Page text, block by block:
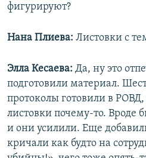
фигурируют?
Нана Плиева: Листовки с
Элла Кесаева: Да, ну это
подготовили материал.
протоколы готовили в
листовки почему-то. Вроде
и они усилили. Еще
кричали как будто на